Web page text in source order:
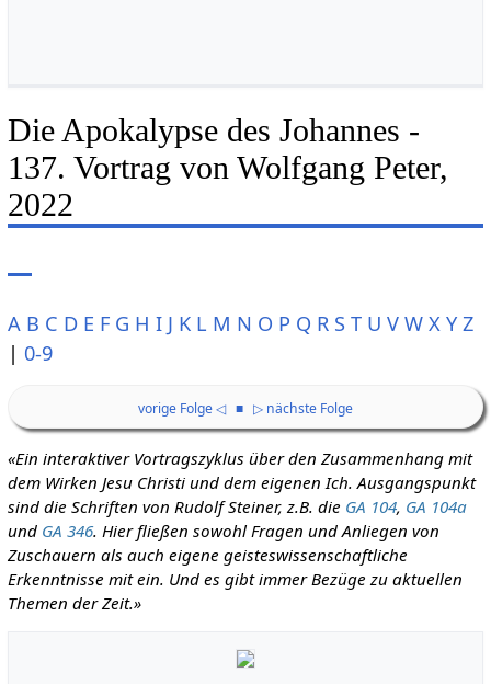
Die Apokalypse des Johannes -
137. Vortrag von Wolfgang Peter,
2022
A B C D E F G H I J K L M N O P Q R S T U V W X Y Z
| 0-9
vorige Folge ◁ ■ ▷ nächste Folge
«Ein interaktiver Vortragszyklus über den Zusammenhang mit
dem Wirken Jesu Christi und dem eigenen Ich. Ausgangspunkt
sind die Schriften von Rudolf Steiner, z.B. die GA 104, GA 104a
und GA 346. Hier fließen sowohl Fragen und Anliegen von
Zuschauern als auch eigene geisteswissenschaftliche
Erkenntnisse mit ein. Und es gibt immer Bezüge zu aktuellen
Themen der Zeit.»